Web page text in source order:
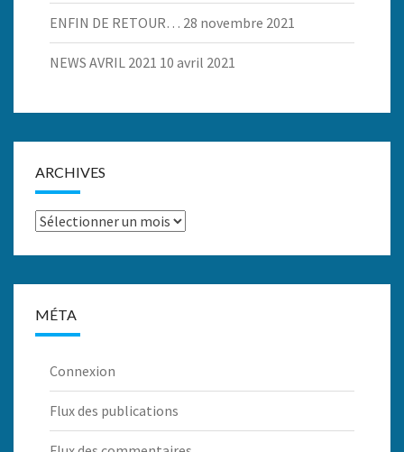
ENFIN DE RETOUR… 28 novembre 2021
NEWS AVRIL 2021 10 avril 2021
ARCHIVES
Archives
MÉTA
Connexion
Flux des publications